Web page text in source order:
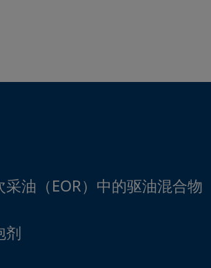
采油（EOR）中的驱油混合物
剂